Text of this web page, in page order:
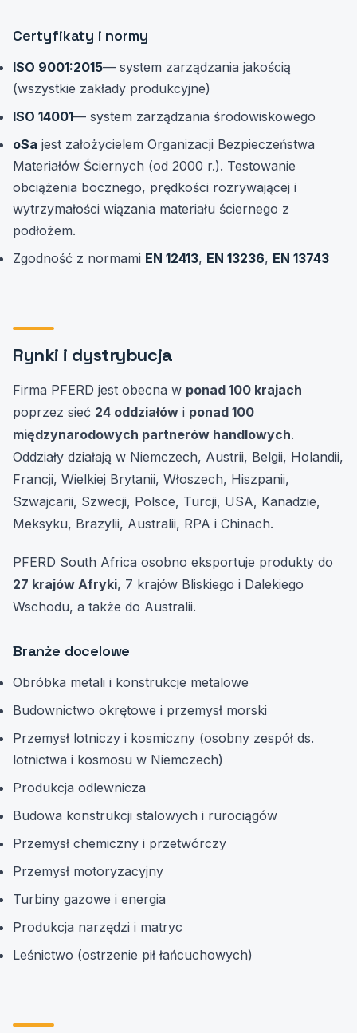
Certyfikaty i normy
ISO 9001:2015— system zarządzania jakością
(wszystkie zakłady produkcyjne)
ISO 14001— system zarządzania środowiskowego
oSa jest założycielem Organizacji Bezpieczeństwa
Materiałów Ściernych (od 2000 r.). Testowanie
obciążenia bocznego, prędkości rozrywającej i
wytrzymałości wiązania materiału ściernego z
podłożem.
Zgodność z normami EN 12413, EN 13236, EN 13743
Rynki i dystrybucja
Firma PFERD jest obecna w ponad 100 krajach
poprzez sieć 24 oddziałów i ponad 100
międzynarodowych partnerów handlowych.
Oddziały działają w Niemczech, Austrii, Belgii, Holandii,
Francji, Wielkiej Brytanii, Włoszech, Hiszpanii,
Szwajcarii, Szwecji, Polsce, Turcji, USA, Kanadzie,
Meksyku, Brazylii, Australii, RPA i Chinach.
PFERD South Africa osobno eksportuje produkty do
27 krajów Afryki, 7 krajów Bliskiego i Dalekiego
Wschodu, a także do Australii.
Branże docelowe
Obróbka metali i konstrukcje metalowe
Budownictwo okrętowe i przemysł morski
Przemysł lotniczy i kosmiczny (osobny zespół ds.
lotnictwa i kosmosu w Niemczech)
Produkcja odlewnicza
Budowa konstrukcji stalowych i rurociągów
Przemysł chemiczny i przetwórczy
Przemysł motoryzacyjny
Turbiny gazowe i energia
Produkcja narzędzi i matryc
Leśnictwo (ostrzenie pił łańcuchowych)